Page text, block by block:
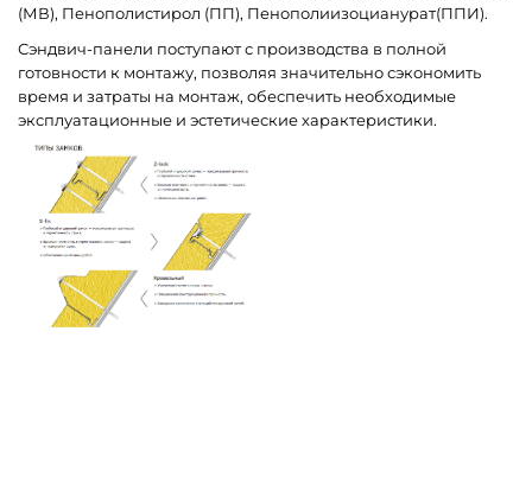
(МВ), Пенополистирол (ПП), Пенополиизоцианурат(ППИ).
Сэндвич-панели поступают с производства в полной
готовности к монтажу, позволяя значительно сэкономить
время и затраты на монтаж, обеспечить необходимые
эксплуатационные и эстетические характеристики.